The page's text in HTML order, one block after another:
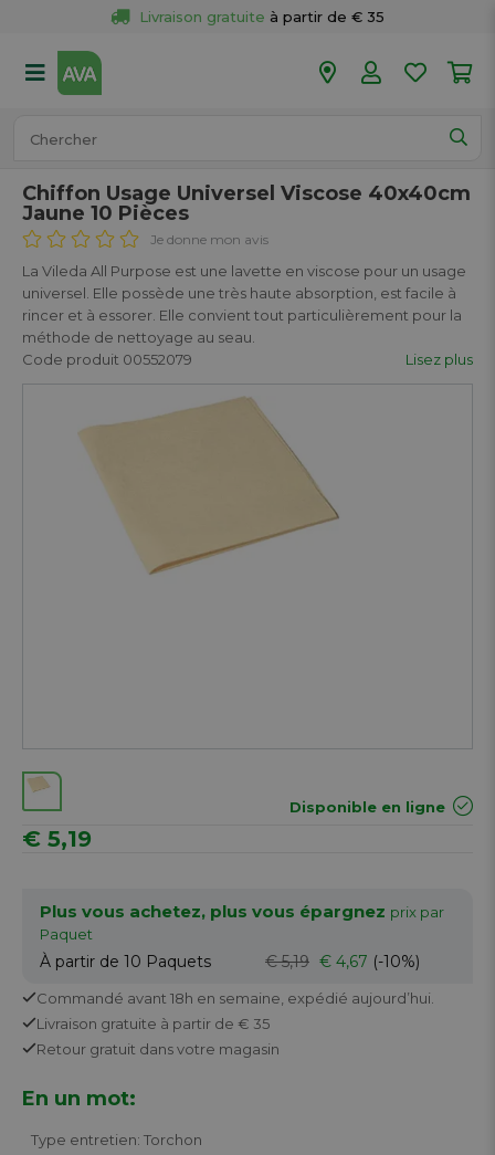
Livraison gratuite à partir de € 35
50 magasins
Chiffon Usage Universel Viscose 40x40cm
Jaune 10 Pièces
Je donne mon avis
La Vileda All Purpose est une lavette en viscose pour un usage
universel. Elle possède une très haute absorption, est facile à
rincer et à essorer. Elle convient tout particulièrement pour la
méthode de nettoyage au seau.
Code produit 00552079
Lisez plus
Disponible en ligne
€ 5,19
Plus vous achetez, plus vous épargnez prix par
Paquet
À partir de 10 Paquets € 5,19 € 4,67 (-10%)
Commandé avant 18h en semaine, expédié aujourd’hui.
Livraison gratuite à partir de € 35
Retour gratuit dans votre magasin
En un mot:
Type entretien: Torchon